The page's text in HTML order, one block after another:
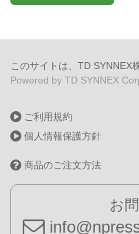
このサイトは、TD SYNNEX
Powered by TD SYNNEX
ご利用規約
個人情報保護方針
商品のご注文方法
お